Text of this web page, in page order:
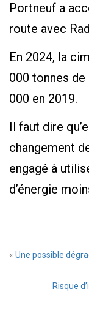
Portneuf a
route avec
En 2024, la
000 tonnes
000 en 2019.
Il faut dire
changement
engagé à
d’énergie
« Une possible
Risque